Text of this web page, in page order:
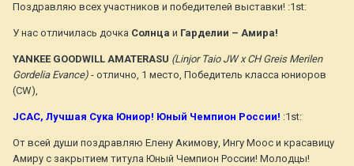
Поздравляю всех участников и победителей выставки! :1st:
У нас отличилась дочка Солнца и Гарделии – Амира!
YANKEE GOODWILL AMATERASU (Linjor Taio JW х CH Greis Merilen
Gordelia Evance) - отлично, 1 место, Победитель класса юниоров
(CW),
JСАС, Лучшая Сука Юниор! Юный Чемпион России! :1st:
От всей души поздравляю Елену Акимову, Ингу Моос и красавицу
Амиру с закрытием титула Юный Чемпион России! Молодцы!